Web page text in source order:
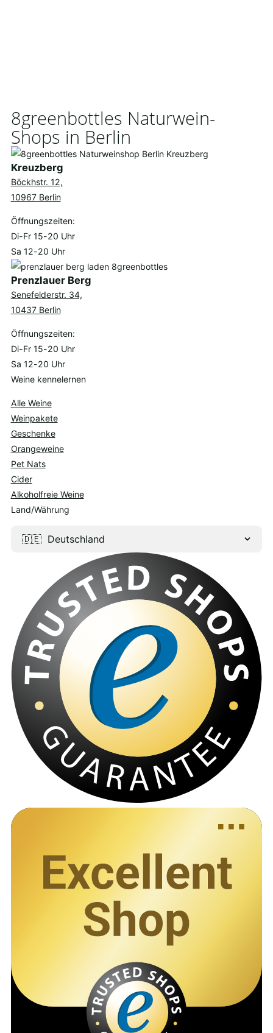
8greenbottles Naturwein-
Shops in Berlin
Kreuzberg
Böckhstr. 12,
10967 Berlin
Öffnungszeiten:
Di-Fr 15-20 Uhr
Sa 12-20 Uhr
Prenzlauer Berg
Senefelderstr. 34,
10437 Berlin
Öffnungszeiten:
Di-Fr 15-20 Uhr
Sa 12-20 Uhr
Weine kennelernen
Alle Weine
Weinpakete
Geschenke
Orangeweine
Pet Nats
Cider
Alkoholfreie Weine
Land/Währung